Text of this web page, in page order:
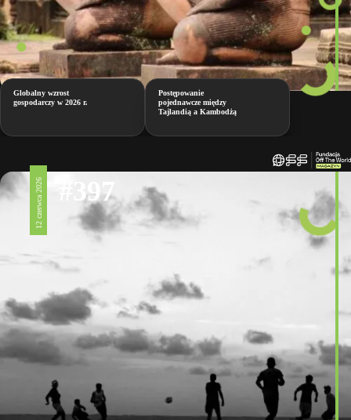
Globalny wzrost
gospodarczy w 2026 r.
Postępowanie
pojednawcze między
Tajlandią a Kambodżą
12 czerwca 2026 #397